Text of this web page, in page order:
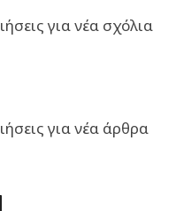
για νέα σχόλια
για νέα άρθρα